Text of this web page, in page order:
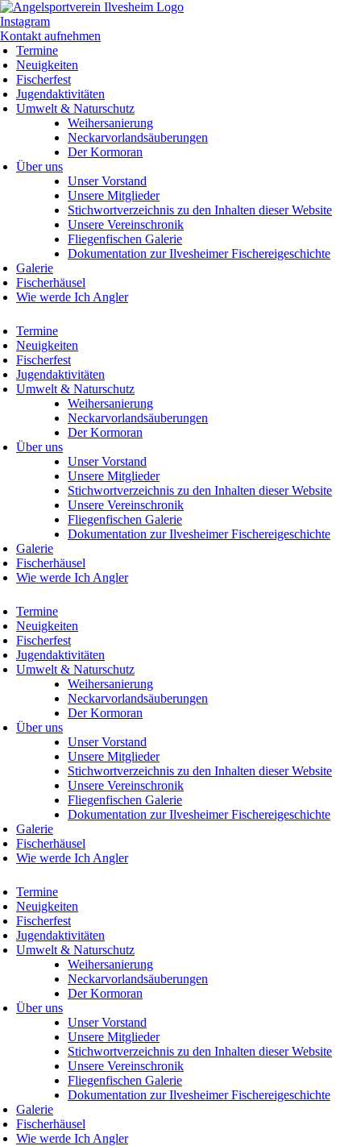
Instagram
Kontakt aufnehmen
Termine
Neuigkeiten
Fischerfest
Jugendaktivitäten
Umwelt & Naturschutz
Weihersanierung
Neckarvorlandsäuberungen
Der Kormoran
Über uns
Unser Vorstand
Unsere Mitglieder
Stichwortverzeichnis zu den Inhalten dieser Website
Unsere Vereinschronik
Fliegenfischen Galerie
Dokumentation zur Ilvesheimer Fischereigeschichte
Galerie
Fischerhäusel
Wie werde Ich Angler
Termine
Neuigkeiten
Fischerfest
Jugendaktivitäten
Umwelt & Naturschutz
Weihersanierung
Neckarvorlandsäuberungen
Der Kormoran
Über uns
Unser Vorstand
Unsere Mitglieder
Stichwortverzeichnis zu den Inhalten dieser Website
Unsere Vereinschronik
Fliegenfischen Galerie
Dokumentation zur Ilvesheimer Fischereigeschichte
Galerie
Fischerhäusel
Wie werde Ich Angler
Termine
Neuigkeiten
Fischerfest
Jugendaktivitäten
Umwelt & Naturschutz
Weihersanierung
Neckarvorlandsäuberungen
Der Kormoran
Über uns
Unser Vorstand
Unsere Mitglieder
Stichwortverzeichnis zu den Inhalten dieser Website
Unsere Vereinschronik
Fliegenfischen Galerie
Dokumentation zur Ilvesheimer Fischereigeschichte
Galerie
Fischerhäusel
Wie werde Ich Angler
Termine
Neuigkeiten
Fischerfest
Jugendaktivitäten
Umwelt & Naturschutz
Weihersanierung
Neckarvorlandsäuberungen
Der Kormoran
Über uns
Unser Vorstand
Unsere Mitglieder
Stichwortverzeichnis zu den Inhalten dieser Website
Unsere Vereinschronik
Fliegenfischen Galerie
Dokumentation zur Ilvesheimer Fischereigeschichte
Galerie
Fischerhäusel
Wie werde Ich Angler